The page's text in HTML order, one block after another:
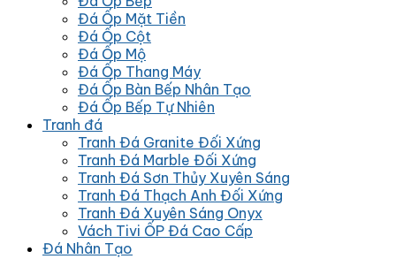
Đá Ốp Mặt Tiền
Đá Ốp Cột
Đá Ốp Mộ
Đá Ốp Thang Máy
Đá Ốp Bàn Bếp Nhân Tạo
Đá Ốp Bếp Tự Nhiên
Tranh đá
Tranh Đá Granite Đối Xứng
Tranh Đá Marble Đối Xứng
Tranh Đá Sơn Thủy Xuyên Sáng
Tranh Đá Thạch Anh Đối Xứng
Tranh Đá Xuyên Sáng Onyx
Vách Tivi ỐP Đá Cao Cấp
Đá Nhân Tạo